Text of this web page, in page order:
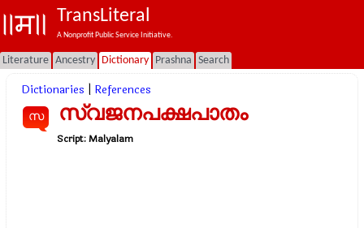
TransLiteral
A Nonprofit Public Service Initiative.
Literature Ancestry Dictionary Prashna Search
Dictionaries References
സ സ്വജനപക്ഷപാതം
Script:Malyalam